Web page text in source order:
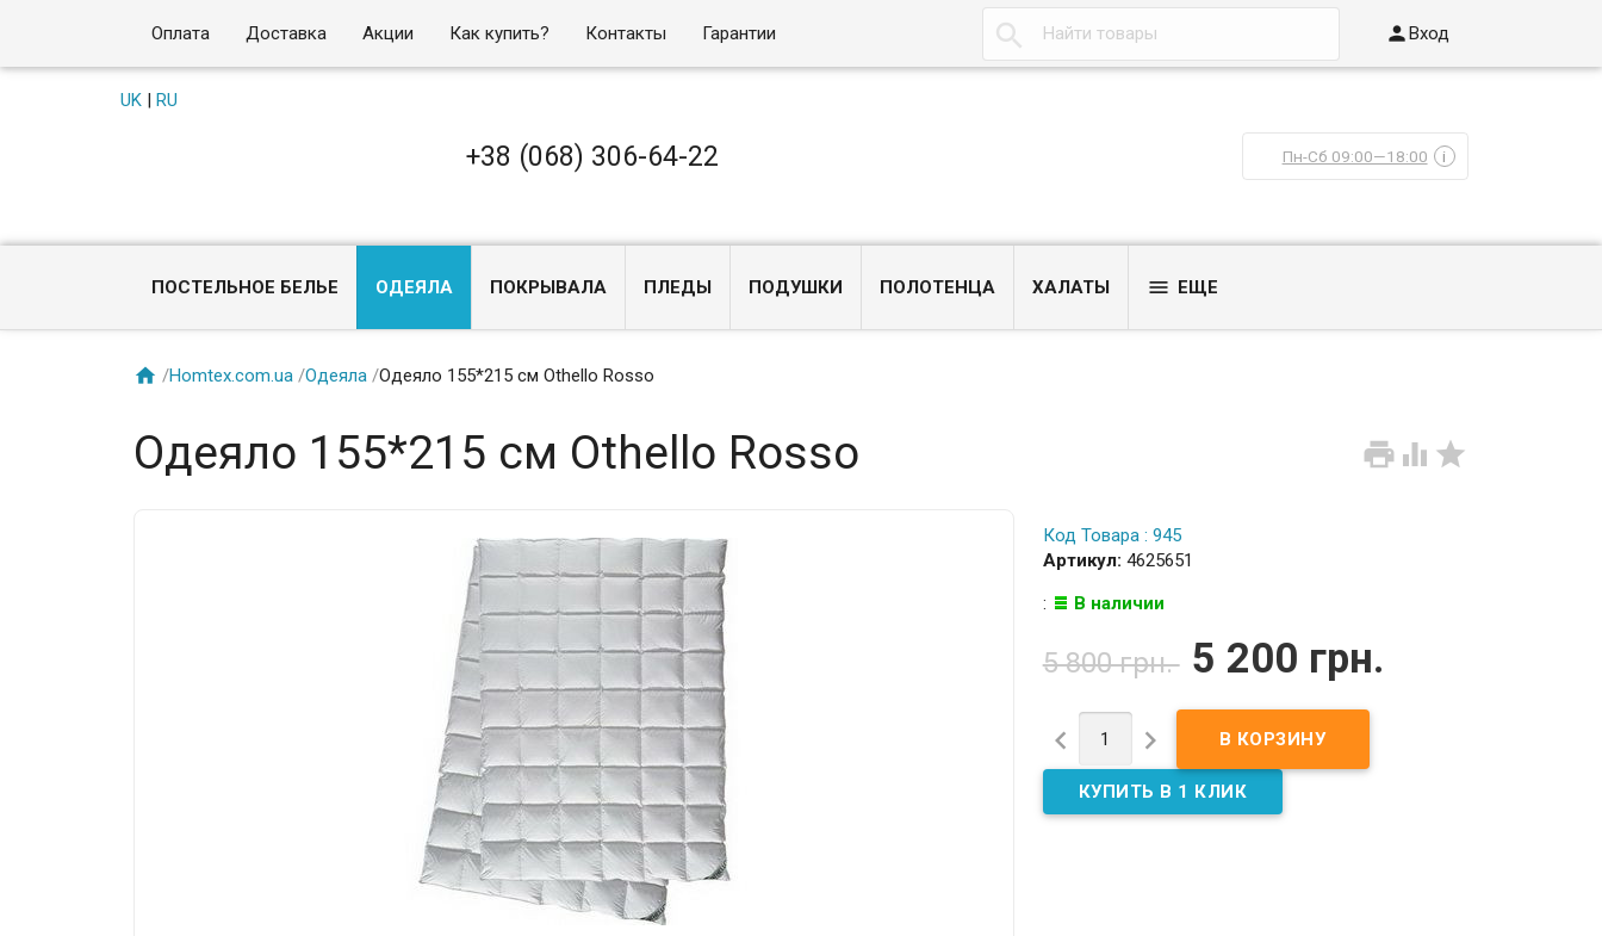
Оплата Доставка Акции Как купить? Контакты Гарантии  Вход
UK| RU
+38 (068) 306-64-22 Пн-Сб 09:00—18:00 i
ПОСТЕЛЬНОЕ БЕЛЬЕ ОДЕЯЛА ПОКРЫВАЛА ПЛЕДЫ ПОДУШКИ ПОЛОТЕНЦА ХАЛАТЫ  ЕЩЕ
 /Homtex.com.ua /Одеяла /Одеяло 155*215 см Othello Rosso
  
Одеяло 155*215 см Othello Rosso
Код Товара : 945
Артикул: 4625651
:
В наличии
5 800 грн. 5 200 грн.
 